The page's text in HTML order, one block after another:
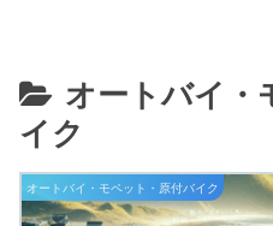
オートバイ・
イク
オートバイ・モペット・原付バイク